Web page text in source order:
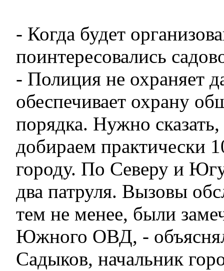
- Когда будет
поинтересовались
- Полиция не охраняет
обеспечивает охрану
порядка. Нужно
добираем практически
городу. По Северу и
два патруля. Вызовы
тем не менее, были
Южного ОВД, -
Садыков, начальник